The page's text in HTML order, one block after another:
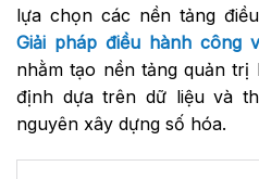
lựa chọn các nền tảng
Giải pháp điều hành công
nhằm tạo nền tảng quản
định dựa trên dữ liệu và
nguyên xây dựng số hóa.